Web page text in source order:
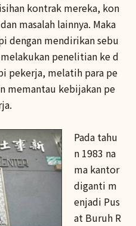
kontrak mereka, kon
masalah lainnya. Maka
dengan mendirikan sebu
penelitian ke d
pekerja, melatih para pe
memantau kebijakan pe
Pada tahu
n 1983 na
ma kantor
diganti m
enjadi Pus
at Buruh R